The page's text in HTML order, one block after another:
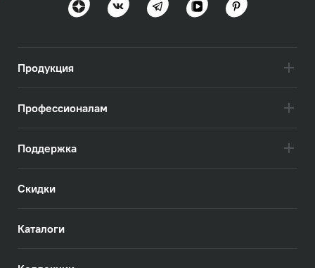
Продукция
Профессионалам
Поддержка
Скидки
Каталоги